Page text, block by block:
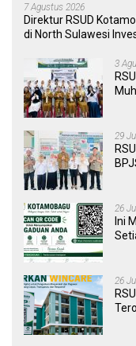
7 Agustus 2026
Direktur RSUD
di North Sulawesi
3
29
26
Ini
26